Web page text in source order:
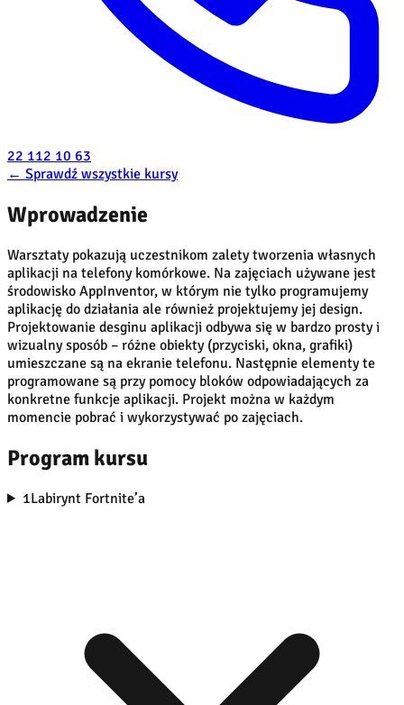
22 112 10 63
← Sprawdź wszystkie kursy
Wprowadzenie
Warsztaty pokazują uczestnikom zalety tworzenia własnych
aplikacji na telefony komórkowe. Na zajęciach używane jest
środowisko AppInventor, w którym nie tylko programujemy
aplikację do działania ale również projektujemy jej design.
Projektowanie desginu aplikacji odbywa się w bardzo prosty i
wizualny sposób – różne obiekty (przyciski, okna, grafiki)
umieszczane są na ekranie telefonu. Następnie elementy te
programowane są przy pomocy bloków odpowiadających za
konkretne funkcje aplikacji. Projekt można w każdym
momencie pobrać i wykorzystywać po zajęciach.
Program kursu
1Labirynt Fortnite’a